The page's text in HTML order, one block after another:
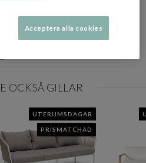
182 x 81 x 87 cm
Olefintyg
OCKSÅ GILLAR
UTERUMSDAGAR
PRISMATCHAD
Acceptera alla cookies